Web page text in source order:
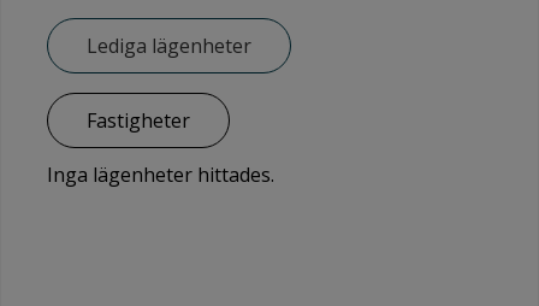
Lediga lägenheter
Fastigheter
Inga lägenheter hittades.